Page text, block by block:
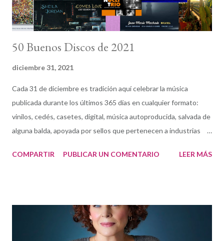
situación extraordinaria, l...
50 Buenos Discos de 2021
diciembre 31, 2021
Cada 31 de diciembre es tradición aquí celebrar la música
publicada durante los últimos 365 días en cualquier formato:
vinilos, cedés, casetes, digital, música autoproducida, salvada de
alguna balda, apoyada por sellos que pertenecen a industrias
siguen ampliándose (y a la vez reduciéndose) en esta irónica
dedicada colaboración de Tom Hull. Hull, el hombre con los
datos, cuenta que 156 críticos hemos votado 510 grabaciones
COMPARTIR PUBLICAR UN COMENTARIO LEER MÁS